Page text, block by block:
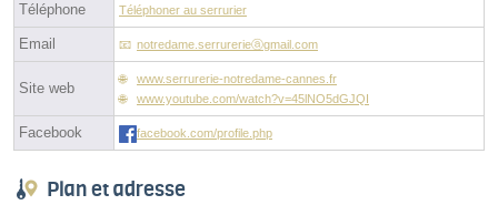
Téléphone Téléphoner au serrurier
Email notredame.serrurerieⓐgmail.com
Site web
www.serrurerie-notredame-cannes.fr
www.youtube.com/watch?v=45lNO5dGJQI
Facebook facebook.com/profile.php
Plan et adresse